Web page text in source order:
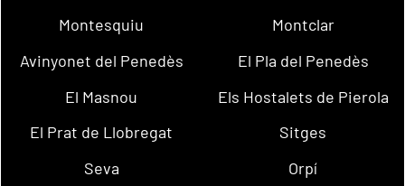
Montesquiu
Montclar
Avinyonet del Penedès
El Pla del Penedès
El Masnou
Els Hostalets de Pierola
El Prat de Llobregat
Sitges
Seva
Orpí